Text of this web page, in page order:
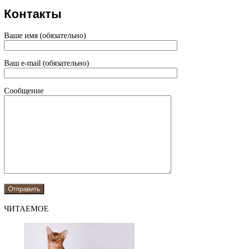
Контакты
Ваше имя (обязательно)
Ваш e-mail (обязательно)
Сообщение
ЧИТАЕМОЕ